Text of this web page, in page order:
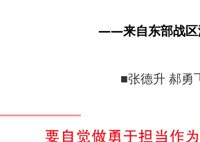
——来自东部战区
■张德升 郝勇